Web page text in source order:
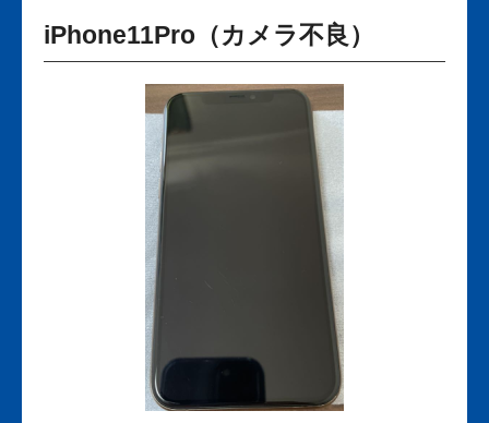
iPhone11Pro（カメラ不良）